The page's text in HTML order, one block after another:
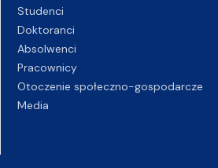
Studenci
Doktoranci
Absolwenci
Pracownicy
Otoczenie społeczno-gospodarcze
Media